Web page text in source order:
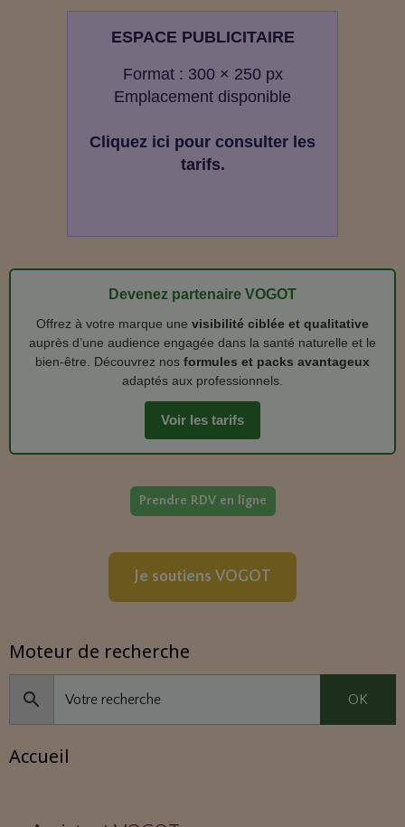
ESPACE PUBLICITAIRE
Format : 300 × 250 px
Emplacement disponible
Cliquez ici pour consulter les
tarifs.
Devenez partenaire VOGOT
Offrez à votre marque une visibilité ciblée et qualitative
auprès d’une audience engagée dans la santé naturelle et le
bien‑être. Découvrez nos formules et packs avantageux
adaptés aux professionnels.
Voir les tarifs
Prendre RDV en ligne
Je soutiens VOGOT
Moteur de recherche
OK
Accueil